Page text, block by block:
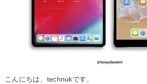
こんにちは、technukです。